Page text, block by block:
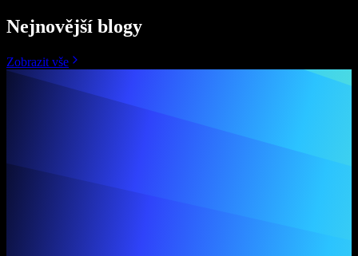
Nejnovější blogy
Zobrazit vše